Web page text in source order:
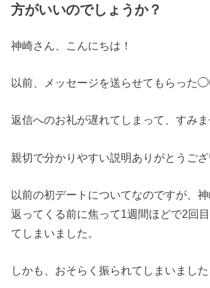
方がいいのでしょうか？
神崎さん、こんにちは！
以前、メッセージを送らせてもらった
返信へのお礼が遅れてしまって、すみま
親切で分かりやすい説明ありがとうござ
以前の初デートについてなのですが、
返ってくる前に焦って1週間ほどで2回
てしまいました。
しかも、おそらく振られてしまいました